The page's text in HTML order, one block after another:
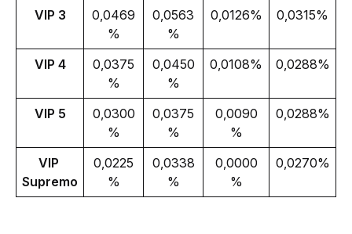
VIP 3
0,0469
%
0,0563
%
0,0126% 0,0315%
VIP 4
0,0375
%
0,0450
%
0,0108% 0,0288%
VIP 5
0,0300
%
0,0375
%
0,0090
%
0,0288%
VIP
Supremo
0,0225
%
0,0338
%
0,0000
%
0,0270%